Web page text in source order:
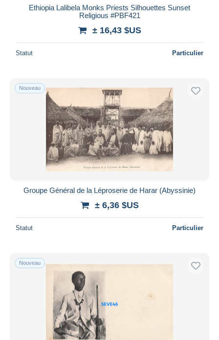
Ethiopia Lalibela Monks Priests Silhouettes Sunset
Religious #PBF421
± 16,43 $US
Statut Particulier
Nouveau
Groupe Général de la Léproserie de Harar (Abyssinie)
± 6,36 $US
Statut Particulier
Nouveau